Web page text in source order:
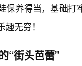
保养得当，基础
无穷！
“街头芭蕾”